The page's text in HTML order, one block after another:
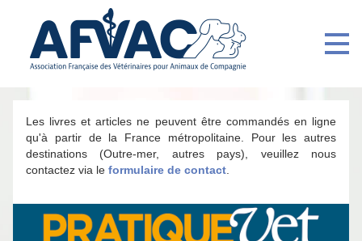
Les livres et articles ne peuvent être commandés en ligne
qu'à partir de la France métropolitaine. Pour les autres
destinations (Outre-mer, autres pays), veuillez nous
contactez via le formulaire de contact